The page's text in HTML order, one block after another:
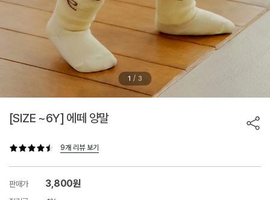
1 / 3
[SIZE ~6Y] 에떼 양말
9개 리뷰 보기
판매가 3,800원